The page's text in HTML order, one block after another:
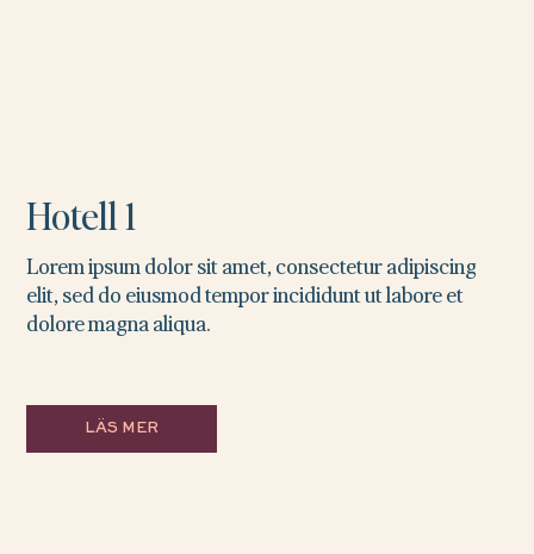
LÄS MER
Hotell 1
Lorem ipsum dolor sit amet, consectetur adipiscing
elit, sed do eiusmod tempor incididunt ut labore et
dolore magna aliqua.